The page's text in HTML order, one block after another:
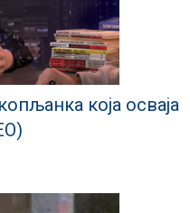
која осваја